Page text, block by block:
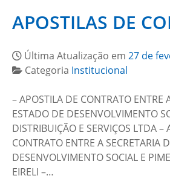
APOSTILAS DE
Última Atualização em 27 de
Categoria Institucional
– APOSTILA DE CONTRATO ENTRE
ESTADO DE DESENVOLVIMENTO
DISTRIBUIÇÃO E SERVIÇOS LTDA –
CONTRATO ENTRE A SECRETARIA
DESENVOLVIMENTO SOCIAL E
EIRELI –…